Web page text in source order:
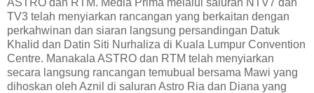
TV3 telah menyiarkan rancangan yang berkaitan dengan
perkahwinan dan siaran langsung persandingan Datuk
Khalid dan Datin Siti Nurhaliza di Kuala Lumpur Convention
Centre. Manakala ASTRO dan RTM telah menyiarkan
secara langsung rancangan temubual bersama Mawi yang
dihoskan oleh Aznil di saluran Astro Ria dan Diana yang